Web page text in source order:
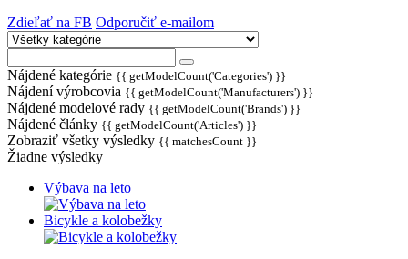
Zdieľať na FB Odporučiť e-mailom
Nájdené kategórie {{ getModelCount('Categories') }}
Nájdení výrobcovia {{ getModelCount('Manufacturers') }}
Nájdené modelové rady {{ getModelCount('Brands') }}
Nájdené články {{ getModelCount('Articles') }}
Zobraziť všetky výsledky {{ matchesCount }}
Žiadne výsledky
Výbava na leto
Bicykle a kolobežky